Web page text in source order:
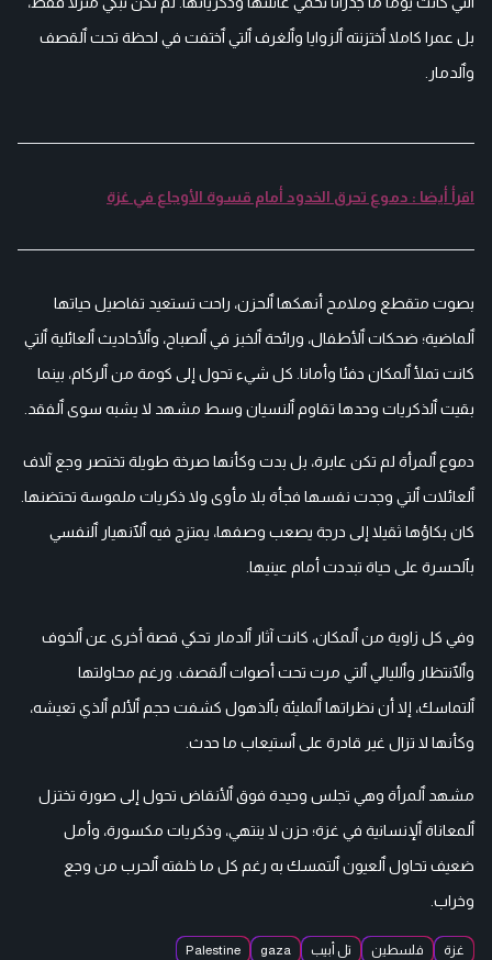
بل عمرا كاملا ٱختزنته ٱلزوايا وٱلغرف ٱلتي ٱختفت في لحظة تحت ٱلقصف
وٱلدمار.
اقرأ أيضا : دموع تحرق الخدود أمام قسوة الأوجاع في غزة
بصوت متقطع وملامح أنهكها ٱلحزن، راحت تستعيد تفاصيل حياتها
ٱلماضية؛ ضحكات ٱلأطفال، ورائحة ٱلخبز في ٱلصباح، وٱلأحاديث ٱلعائلية ٱلتي
كانت تملأ ٱلمكان دفئا وأمانا. كل شيء تحول إلى كومة من ٱلركام، بينما
بقيت ٱلذكريات وحدها تقاوم ٱلنسيان وسط مشهد لا يشبه سوى ٱلفقد.
دموع ٱلمرأة لم تكن عابرة، بل بدت وكأنها صرخة طويلة تختصر وجع آلاف
ٱلعائلات ٱلتي وجدت نفسها فجأة بلا مأوى ولا ذكريات ملموسة تحتضنها.
كان بكاؤها ثقيلا إلى درجة يصعب وصفها، يمتزج فيه ٱلٱنهيار ٱلنفسي
بٱلحسرة على حياة تبددت أمام عينيها.
وفي كل زاوية من ٱلمكان، كانت آثار ٱلدمار تحكي قصة أخرى عن ٱلخوف
وٱلٱنتظار وٱلليالي ٱلتي مرت تحت أصوات ٱلقصف. ورغم محاولتها
ٱلتماسك، إلا أن نظراتها ٱلمليئة بٱلذهول كشفت حجم ٱلألم ٱلذي تعيشه،
وكأنها لا تزال غير قادرة على ٱستيعاب ما حدث.
مشهد ٱلمرأة وهي تجلس وحيدة فوق ٱلأنقاض تحول إلى صورة تختزل
ٱلمعاناة ٱلإنسانية في غزة؛ حزن لا ينتهي، وذكريات مكسورة، وأمل
ضعيف تحاول ٱلعيون ٱلتمسك به رغم كل ما خلفته ٱلحرب من وجع
وخراب.
غزة فلسطين تل أبيب gaza
Palestine